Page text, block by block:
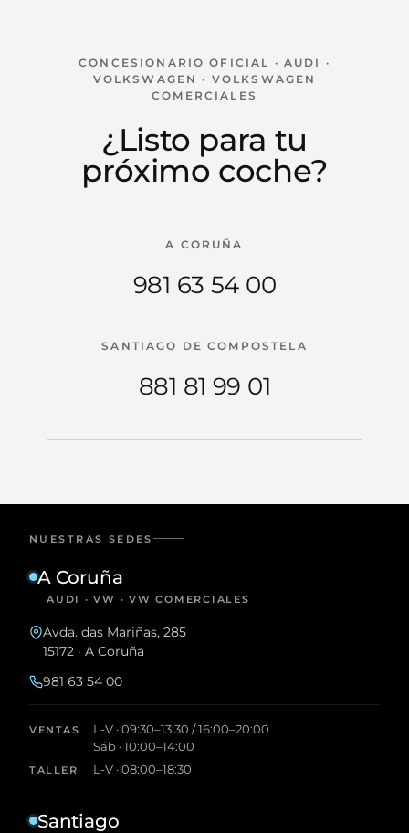
CONCESIONARIO OFICIAL · AUDI ·
VOLKSWAGEN · VOLKSWAGEN
COMERCIALES
¿Listo para tu
próximo coche?
A CORUÑA
981 63 54 00
SANTIAGO DE COMPOSTELA
881 81 99 01
NUESTRAS SEDES
A Coruña
AUDI · VW · VW COMERCIALES
Avda. das Mariñas, 285
15172 · A Coruña
981 63 54 00
VENTAS
L-V · 09:30–13:30 / 16:00–20:00
Sáb · 10:00–14:00
TALLER L-V · 08:00–18:30
Santiago